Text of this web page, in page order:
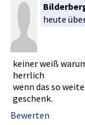
heute
keiner weiß
herrlich
wenn das so
geschenk.
Bewerten